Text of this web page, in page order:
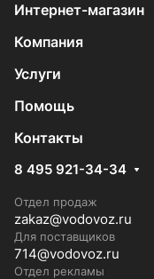
Интернет-магазин
Компания
Услуги
Помощь
Контакты
8 495 921-34-34
Отдел продаж
zakaz@vodovoz.ru
Для поставщиков
714@vodovoz.ru
Отдел рекламы